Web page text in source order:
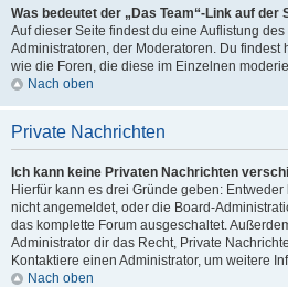
Was bedeutet der „Das Team“-Link auf der
Auf dieser Seite findest du eine Auflistung
Administratoren, der Moderatoren. Du findest
wie die Foren, die diese im Einzelnen
Nach oben
Private Nachrichten
Ich kann keine Privaten Nachrichten
Hierfür kann es drei Gründe geben:
nicht angemeldet, oder die Board-
das komplette Forum ausgeschaltet.
Administrator dir das Recht, Private
Kontaktiere einen Administrator, um weitere
Nach oben